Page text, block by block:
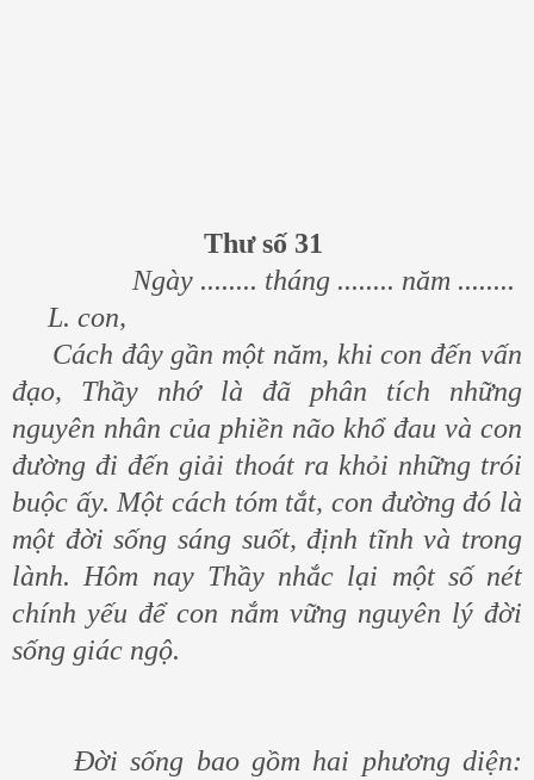
Thư số 31
Ngày ........ tháng ........ năm ........
L. con,
Cách đây gần một năm, khi con đến vấn
đạo, Thầy nhớ là đã phân tích những
nguyên nhân của phiền não khổ đau và con
đường đi đến giải thoát ra khỏi những trói
buộc ấy. Một cách tóm tắt, con đường đó là
một đời sống sáng suốt, định tĩnh và trong
lành. Hôm nay Thầy nhắc lại một số nét
chính yếu để con nắm vững nguyên lý đời
sống giác ngộ.
Đời sống bao gồm hai phương diện: